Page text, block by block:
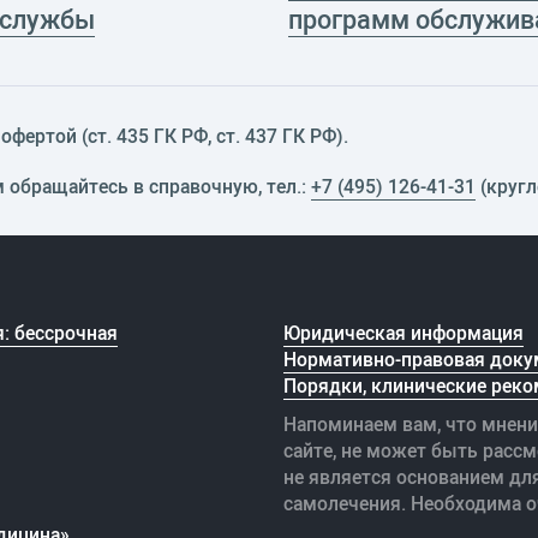
программ
(ст. 435 ГК РФ, cт. 437 ГК РФ).
в справочную, тел.: +7 (495) 126-41-31
бессрочная
Юридическая информация
Нормативно-правовая
Порядки, клинические
Напоминаем вам, что
сайте, не может быть
не является основанием
самолечения. Необходима